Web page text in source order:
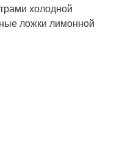
холодной
ложки лимонной